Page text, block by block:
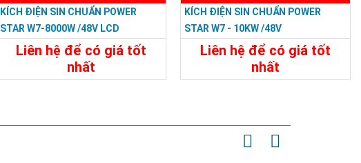
KÍCH ĐIỆN SIN CHUẨN POWER
STAR W7-8000W /48V LCD
Liên hệ để có giá tốt
nhất
31.188.000đ
KÍCH ĐIỆN SIN CHUẨN POWER
STAR W7 - 10KW /48V
Liên hệ để có giá tốt
nhất
32.394.000đ